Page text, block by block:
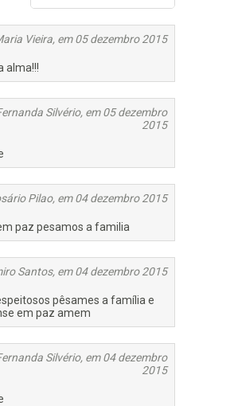
Dezembro 2015
Vieira, em 05 dezembro 2015
alma!!!
Silvério, em 05 dezembro
2015
Pilao, em 04 dezembro 2015
paz pesamos a familia
Santos, em 04 dezembro 2015
pêsames a família e
em paz amem
Silvério, em 04 dezembro
2015